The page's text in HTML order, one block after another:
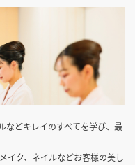
などキレイのすべてを学び、最
イク、ネイルなどお客様の美し